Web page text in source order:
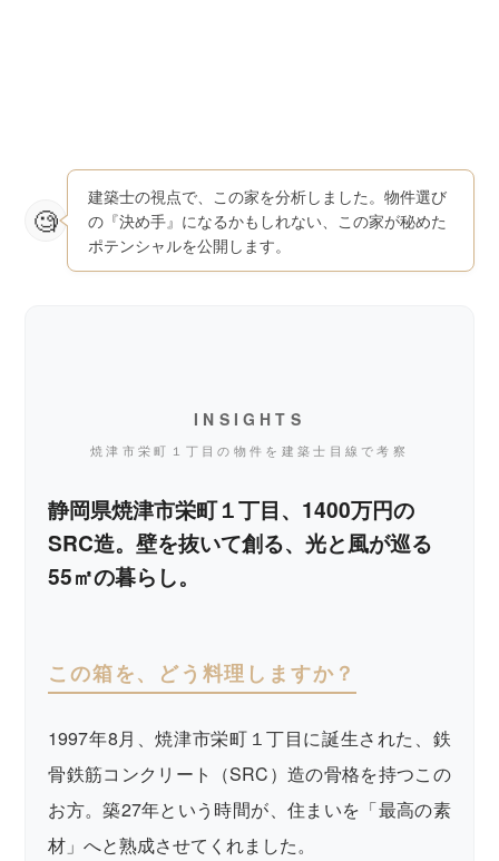
建築士の視点で、この家を分析しました。物件選び
の『決め手』になるかもしれない、この家が秘めた
ポテンシャルを公開します。
INSIGHTS
焼津市栄町１丁目の物件を建築士目線で考察
静岡県焼津市栄町１丁目、1400万円の
SRC造。壁を抜いて創る、光と風が巡る
55㎡の暮らし。
この箱を、どう料理しますか？
1997年8月、焼津市栄町１丁目に誕生された、鉄
骨鉄筋コンクリート（SRC）造の骨格を持つこの
お方。築27年という時間が、住まいを「最高の素
材」へと熟成させてくれました。